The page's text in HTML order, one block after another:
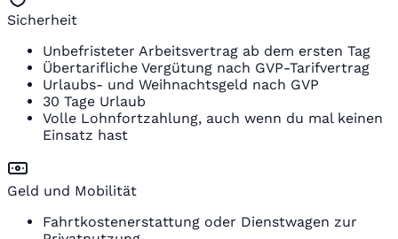
Sicherheit
Unbefristeter Arbeitsvertrag ab dem ersten Tag
Übertarifliche Vergütung nach GVP-Tarifvertrag
Urlaubs- und Weihnachtsgeld nach GVP
30 Tage Urlaub
Volle Lohnfortzahlung, auch wenn du mal keinen
Einsatz hast
Geld und Mobilität
Fahrtkostenerstattung oder Dienstwagen zur